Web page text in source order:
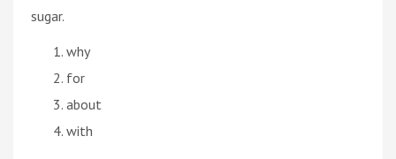
sugar.
why
for
about
with